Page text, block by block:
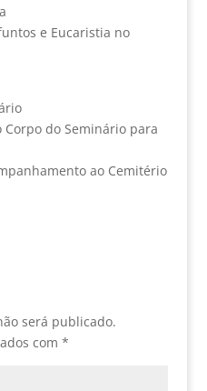
e Eucaristia no
Corpo do Seminário para
ao Cemitério
será publicado.
com *